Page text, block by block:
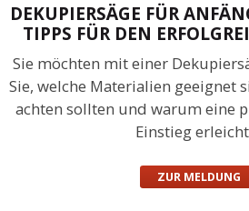
DEKUPIERSÄGE FÜR
TIPPS FÜR DEN
Sie möchten mit einer
Sie, welche Materialien geeignet
achten sollten und warum eine
Einstieg
ZUR MELDUNG